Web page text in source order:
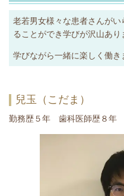
老若男女様々な患者さんが
ることができ学びが沢山あり
学びながら一緒に楽しく働き
兒玉（こだま）
勤務歴５年 歯科医師歴８年